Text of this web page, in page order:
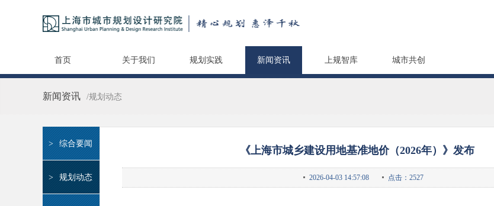
首页 关于我们 规划实践 新闻资讯 上规智库 城市共创
新闻资讯 /规划动态
> 综合要闻
> 规划动态
《上海市城乡建设用地基准地价（2026年）》发布
2026-04-03 14:57:08 点击：2527